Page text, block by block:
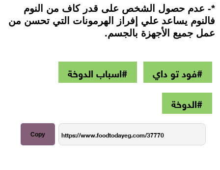
*- عدم حصول الشخص على قدر كاف من النوم
فالنوم يساعد علي إفراز الهرمونات التي تحسن من
عمل جميع الأجهزة بالجسم.
#فود تو داي
#اسباب الدوخة
#الدوخة
Copy